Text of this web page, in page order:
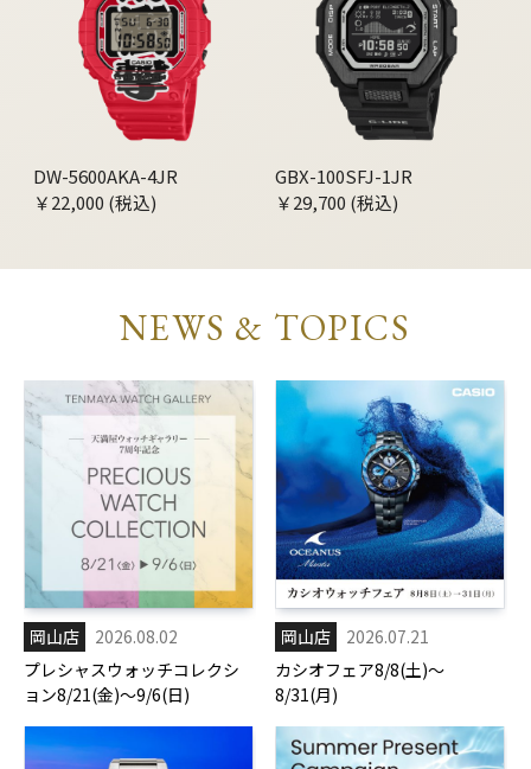
DW-5600AKA-4JR
￥22,000 (税込)
GBX-100SFJ-1JR
￥29,700 (税込)
NEWS & TOPICS
岡山店
2026.08.02
プレシャスウォッチコレクシ
ョン8/21(金)～9/6(日)
岡山店
2026.07.21
カシオフェア8/8(土)～
8/31(月)